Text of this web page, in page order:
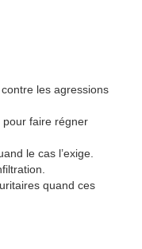
les agressions
pour faire régner
le cas l’exige.
quand ces